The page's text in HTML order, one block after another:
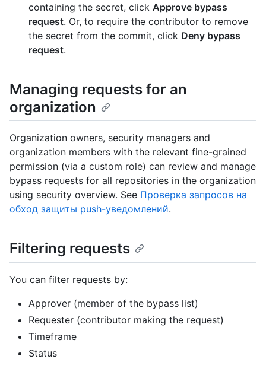
containing the secret, click Approve bypass
request. Or, to require the contributor to remove
the secret from the commit, click Deny bypass
request.
Managing requests for an
organization
Organization owners, security managers and
organization members with the relevant fine-grained
permission (via a custom role) can review and manage
bypass requests for all repositories in the organization
using security overview. See Проверка запросов на
обход защиты push-уведомлений.
Filtering requests
You can filter requests by:
Approver (member of the bypass list)
Requester (contributor making the request)
Timeframe
Status